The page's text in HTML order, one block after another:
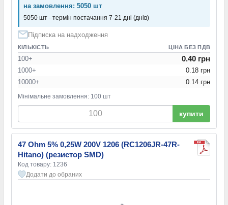
на замовлення: 5050 шт
5050 шт - термін постачання 7-21 дні (днів)
Підписка на надходження
КІЛЬКІСТЬ ЦІНА БЕЗ ПДВ
100+ 0.40 грн
1000+
0.18 грн
10000+
0.14 грн
Мінімальне замовлення: 100 шт
купити
47 Ohm 5% 0,25W 200V 1206 (RC1206JR-47R-
Hitano) (резистор SMD)
Код товару: 1236
Додати до обраних